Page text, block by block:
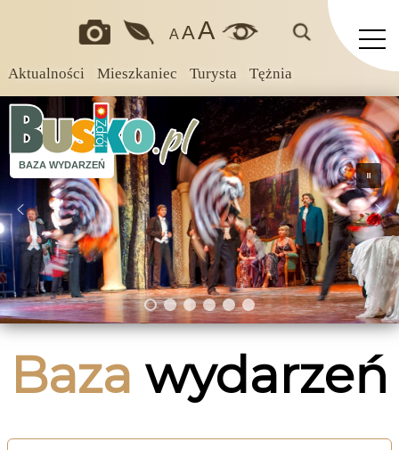
Aktualności Mieszkaniec Turysta Tężnia
A AA
BAZA WYDARZEŃ
Baza wydarzeń